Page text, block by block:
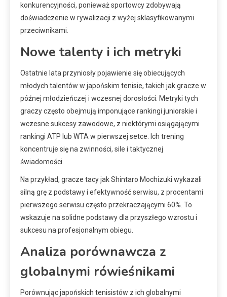
konkurencyjności, ponieważ sportowcy zdobywają
doświadczenie w rywalizacji z wyżej sklasyfikowanymi
przeciwnikami.
Nowe talenty i ich metryki
Ostatnie lata przyniosły pojawienie się obiecujących
młodych talentów w japońskim tenisie, takich jak gracze w
późnej młodzieńczej i wczesnej dorosłości. Metryki tych
graczy często obejmują imponujące rankingi juniorskie i
wczesne sukcesy zawodowe, z niektórymi osiągającymi
rankingi ATP lub WTA w pierwszej setce. Ich trening
koncentruje się na zwinności, sile i taktycznej
świadomości.
Na przykład, gracze tacy jak Shintaro Mochizuki wykazali
silną grę z podstawy i efektywność serwisu, z procentami
pierwszego serwisu często przekraczającymi 60%. To
wskazuje na solidne podstawy dla przyszłego wzrostu i
sukcesu na profesjonalnym obiegu.
Analiza porównawcza z
globalnymi rówieśnikami
Porównując japońskich tenisistów z ich globalnymi